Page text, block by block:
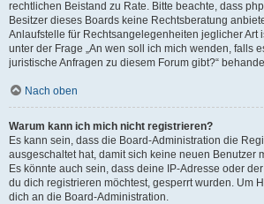
rechtlichen Beistand zu Rate. Bitte beachte, dass
Besitzer dieses Boards keine Rechtsberatung
Anlaufstelle für Rechtsangelegenheiten jeglicher Art
unter der Frage „An wen soll ich mich wenden, falls
juristische Anfragen zu diesem Forum gibt?“
Nach oben
Warum kann ich mich nicht registrieren?
Es kann sein, dass die Board-Administration die
ausgeschaltet hat, damit sich keine neuen Benutzer
Es könnte auch sein, dass deine IP-Adresse oder
du dich registrieren möchtest, gesperrt wurden. Um
dich an die Board-Administration.